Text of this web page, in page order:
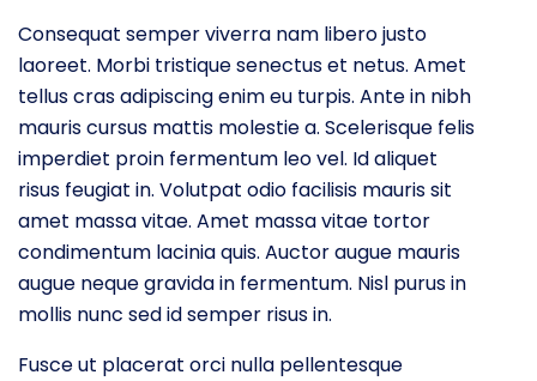
Consequat semper viverra nam libero justo
laoreet. Morbi tristique senectus et netus. Amet
tellus cras adipiscing enim eu turpis. Ante in nibh
mauris cursus mattis molestie a. Scelerisque felis
imperdiet proin fermentum leo vel. Id aliquet
risus feugiat in. Volutpat odio facilisis mauris sit
amet massa vitae. Amet massa vitae tortor
condimentum lacinia quis. Auctor augue mauris
augue neque gravida in fermentum. Nisl purus in
mollis nunc sed id semper risus in.
Fusce ut placerat orci nulla pellentesque